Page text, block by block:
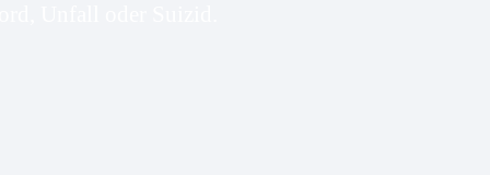
Unfall oder Suizid.